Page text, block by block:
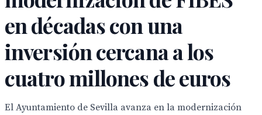
en décadas con una
inversión cercana a los
cuatro millones de euros
El Ayuntamiento de Sevilla avanza en la modernización